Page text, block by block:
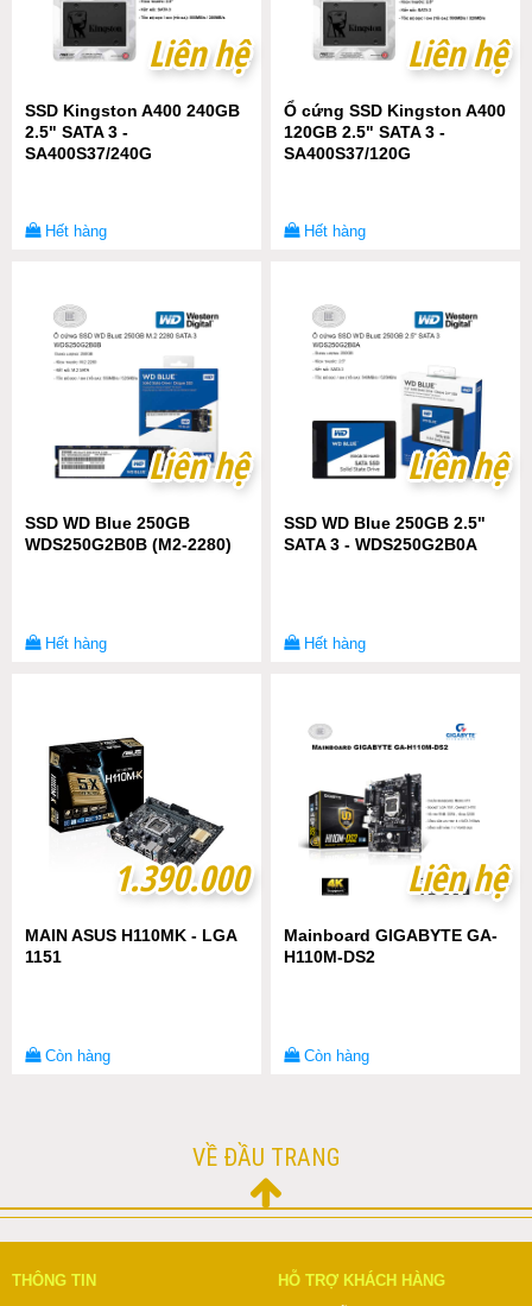
Liên hệ
Liên hệ
SSD Kingston A400 240GB
2.5" SATA 3 -
SA400S37/240G
Hết hàng
Liên hệ
Liên hệ
Ổ cứng SSD Kingston A400
120GB 2.5" SATA 3 -
SA400S37/120G
Hết hàng
Liên hệ
Liên hệ
SSD WD Blue 250GB
WDS250G2B0B (M2-2280)
Hết hàng
Liên hệ
Liên hệ
SSD WD Blue 250GB 2.5"
SATA 3 - WDS250G2B0A
Hết hàng
1.390.000
1.390.000
MAIN ASUS H110MK - LGA
1151
Còn hàng
Liên hệ
Liên hệ
Mainboard GIGABYTE GA-
H110M-DS2
Còn hàng
VỀ ĐẦU TRANG
THÔNG TIN
HỖ TRỢ KHÁCH HÀNG